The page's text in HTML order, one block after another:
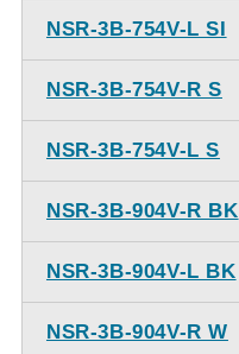
NSR-3B-754V-L SI
NSR-3B-754V-R S
NSR-3B-754V-L S
NSR-3B-904V-R BK
NSR-3B-904V-L BK
NSR-3B-904V-R W